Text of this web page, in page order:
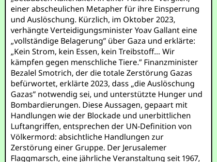
einer abscheulichen Metapher für ihre Einsperrung
und Auslöschung. Kürzlich, im Oktober 2023,
verhängte Verteidigungsminister Yoav Gallant eine
„vollständige Belagerung” über Gaza und erklärte:
„Kein Strom, kein Essen, kein Treibstoff… Wir
kämpfen gegen menschliche Tiere.” Finanzminister
Bezalel Smotrich, der die totale Zerstörung Gazas
befürwortet, erklärte 2023, dass „die Auslöschung
Gazas” notwendig sei, und unterstützte Hunger und
Bombardierungen. Diese Aussagen, gepaart mit
Handlungen wie der Blockade und unerbittlichen
Luftangriffen, entsprechen der UN-Definition von
Völkermord: absichtliche Handlungen zur
Zerstörung einer Gruppe. Der Jerusalemer
Flaggmarsch, eine jährliche Veranstaltung seit 1967,